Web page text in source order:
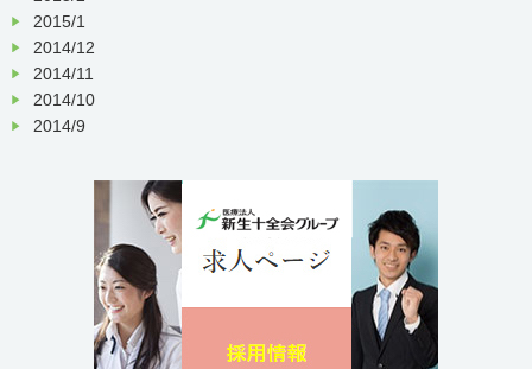
2015/1
2014/12
2014/11
2014/10
2014/9